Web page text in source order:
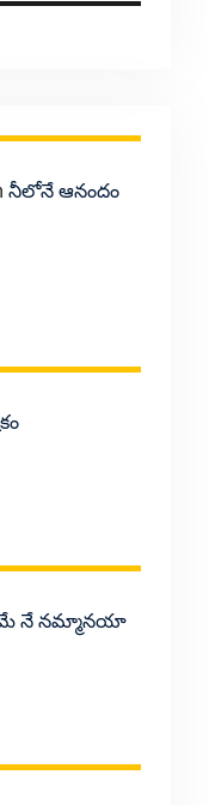
నీలోనే ఆనందం
నే నమ్మానయా